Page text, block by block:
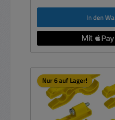
In den
Nur 6 auf Lager!